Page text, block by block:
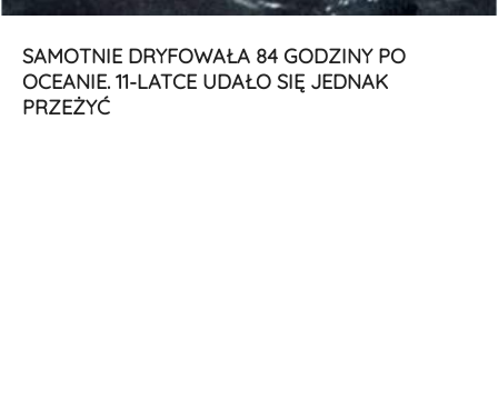
SAMOTNIE DRYFOWAŁA 84 GODZINY PO
OCEANIE. 11-LATCE UDAŁO SIĘ JEDNAK
PRZEŻYĆ